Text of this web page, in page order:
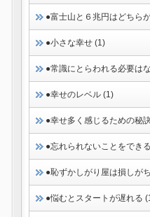
●富士山と６兆円はどちら
●小さな幸せ (1)
●常識にとらわれる必要は
●幸せのレベル (1)
●幸せ多く感じるための秘
●忘れられないことをでき
●恥ずかしがり屋は損しが
●悩むとスタートが遅れる